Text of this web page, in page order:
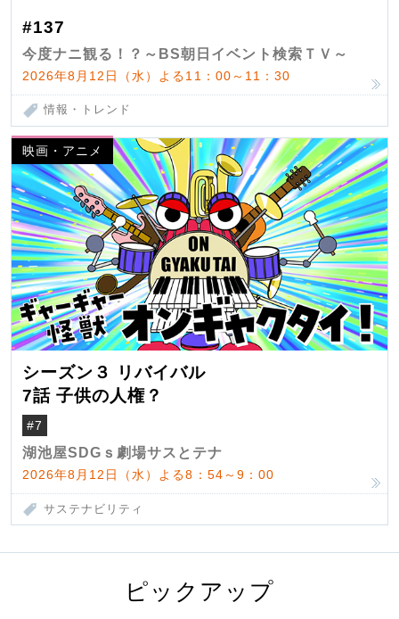
#137
今度ナニ観る！？～BS朝日イベント検索ＴＶ～
2026年8月12日（水）よる11：00～11：30
情報・トレンド
映画・アニメ
シーズン３ リバイバル
7話 子供の人権？
#7
湖池屋SDGｓ劇場サスとテナ
2026年8月12日（水）よる8：54～9：00
サステナビリティ
ピックアップ